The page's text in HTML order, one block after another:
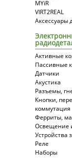
MYiR
VIRT2REAL
Аксессуары
Активные
Пассивные
Датчики
Акустика
Разъемы,
Кнопки,
коммутация
Ферриты,
Освещение
Устройства
Реле
Наборы